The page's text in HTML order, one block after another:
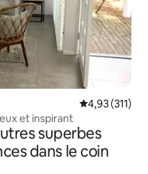
Note
4,93 (311)
et inspirant
superbes
dans le coin